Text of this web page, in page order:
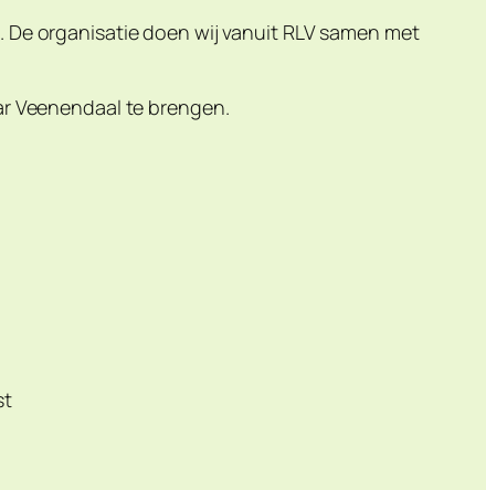
organisatie doen wij vanuit RLV samen met
Veenendaal te brengen.